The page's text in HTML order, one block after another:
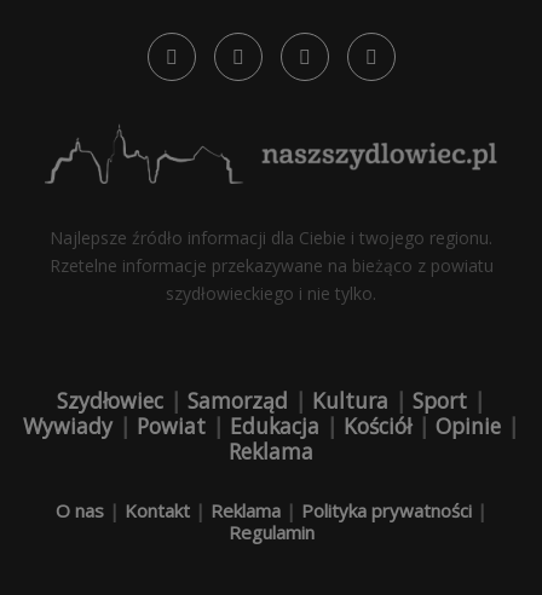
Najlepsze źródło informacji dla Ciebie i twojego regionu.
Rzetelne informacje przekazywane na bieżąco z powiatu
szydłowieckiego i nie tylko.
Szydłowiec | Samorząd | Kultura | Sport |
Wywiady| Powiat | Edukacja | Kościół| Opinie |
Reklama
O nas| Kontakt| Reklama| Polityka prywatności|
Regulamin